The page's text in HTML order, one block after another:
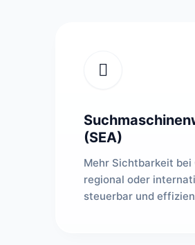
(SEA)
Mehr Sichtbarkeit bei
regional oder
steuerbar und